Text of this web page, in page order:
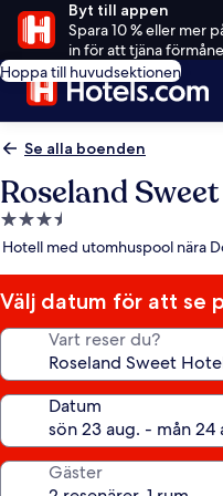
Byt till appen
Spara 10 % eller mer
in för att tjäna
Hoppa till huvudsektionen
Se alla boenden
Roseland
3.5-
stjärnigt
Hotell med utomhuspool nära
Välj datum för att se
Vart reser du?
Datum
Gäster